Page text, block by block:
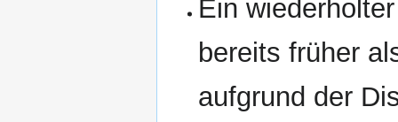
Ein
bereits früher
aufgrund der